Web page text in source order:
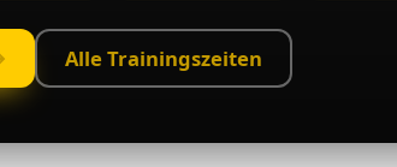
Alle Trainingszeiten